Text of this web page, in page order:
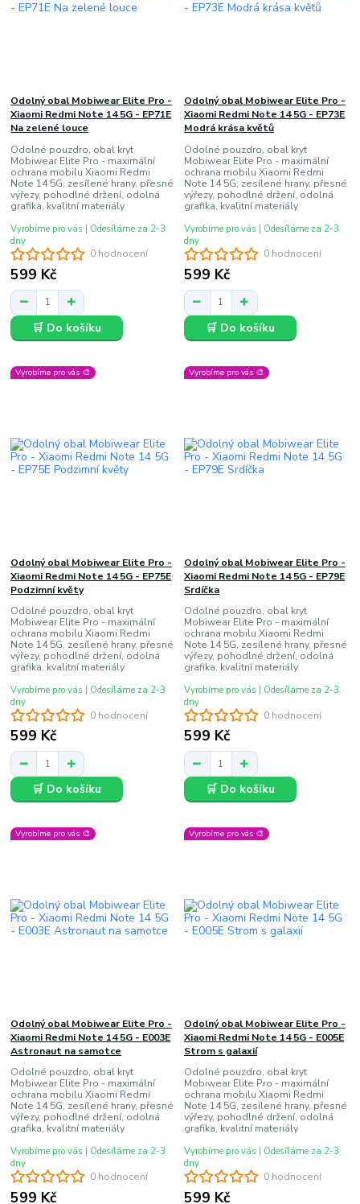
0 hodnocení
Odolný obal Mobiwear Elite Pro -
Xiaomi Redmi Note 14 5G - EP71E
Na zelené louce
Odolné pouzdro, obal kryt
Mobiwear Elite Pro - maximální
ochrana mobilu Xiaomi Redmi
Note 14 5G, zesílené hrany, přesné
výřezy, pohodlné držení, odolná
grafika, kvalitní materiály
599 Kč
Vyrobíme pro vás | Odesíláme za 2-3
dny
🛒 Do košíku
0 hodnocení
Odolný obal Mobiwear Elite Pro -
Xiaomi Redmi Note 14 5G - EP73E
Modrá krása květů
Odolné pouzdro, obal kryt
Mobiwear Elite Pro - maximální
ochrana mobilu Xiaomi Redmi
Note 14 5G, zesílené hrany, přesné
výřezy, pohodlné držení, odolná
grafika, kvalitní materiály
599 Kč
Vyrobíme pro vás | Odesíláme za 2-3
dny
🛒 Do košíku
Vyrobíme pro vás 🎨
0 hodnocení
Odolný obal Mobiwear Elite Pro -
Xiaomi Redmi Note 14 5G - EP75E
Podzimní květy
Odolné pouzdro, obal kryt
Mobiwear Elite Pro - maximální
ochrana mobilu Xiaomi Redmi
Note 14 5G, zesílené hrany, přesné
výřezy, pohodlné držení, odolná
grafika, kvalitní materiály
599 Kč
Vyrobíme pro vás | Odesíláme za 2-3
dny
🛒 Do košíku
Vyrobíme pro vás 🎨
0 hodnocení
Odolný obal Mobiwear Elite Pro -
Xiaomi Redmi Note 14 5G - EP79E
Srdíčka
Odolné pouzdro, obal kryt
Mobiwear Elite Pro - maximální
ochrana mobilu Xiaomi Redmi
Note 14 5G, zesílené hrany, přesné
výřezy, pohodlné držení, odolná
grafika, kvalitní materiály
599 Kč
Vyrobíme pro vás | Odesíláme za 2-3
dny
🛒 Do košíku
Vyrobíme pro vás 🎨
0 hodnocení
Odolný obal Mobiwear Elite Pro -
Xiaomi Redmi Note 14 5G - E003E
Astronaut na samotce
Odolné pouzdro, obal kryt
Mobiwear Elite Pro - maximální
ochrana mobilu Xiaomi Redmi
Note 14 5G, zesílené hrany, přesné
výřezy, pohodlné držení, odolná
grafika, kvalitní materiály
599 Kč
Vyrobíme pro vás | Odesíláme za 2-3
dny
Vyrobíme pro vás 🎨
0 hodnocení
Odolný obal Mobiwear Elite Pro -
Xiaomi Redmi Note 14 5G - E005E
Strom s galaxií
Odolné pouzdro, obal kryt
Mobiwear Elite Pro - maximální
ochrana mobilu Xiaomi Redmi
Note 14 5G, zesílené hrany, přesné
výřezy, pohodlné držení, odolná
grafika, kvalitní materiály
599 Kč
Vyrobíme pro vás | Odesíláme za 2-3
dny